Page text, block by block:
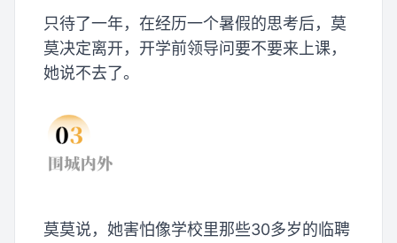
只待了一年，在经历一个暑假的思考后，莫
莫决定离开，开学前领导问要不要来上课，
她说不去了。
莫莫说，她害怕像学校里那些30多岁的临聘